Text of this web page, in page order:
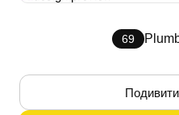
69